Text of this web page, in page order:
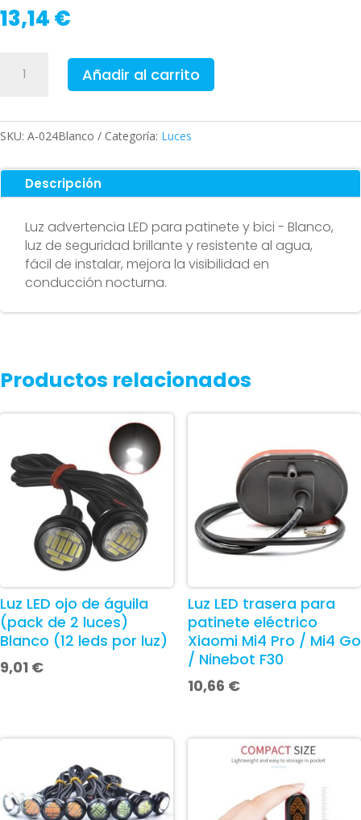
13,14€
advertencia
patinete
bici
cantidad
Añadir al carrito
SKU: A-024Blanco Categoría: Luces
Descripción
Luz advertencia LED para patinete y bici - Blanco,
luz de seguridad brillante y resistente al agua,
fácil de instalar, mejora la visibilidad en
conducción nocturna.
Productos relacionados
Luz LED ojo de águila
(pack de 2 luces)
Blanco (12 leds por luz)
9,01 €
Luz LED trasera para
patinete eléctrico
Xiaomi Mi4 Pro / Mi4 Go
/ Ninebot F30
10,66 €